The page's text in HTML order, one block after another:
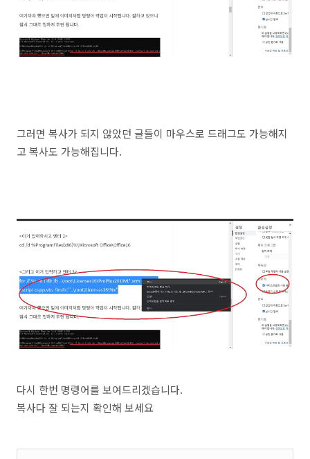
그러면 복사가 되지 않았던 글들이 마우스로 드래그도 가능해지
고 복사도 가능해집니다.
다시 한번 명령어를 보여드리겠습니다.
복사다 잘 되는지 확인해 보세요